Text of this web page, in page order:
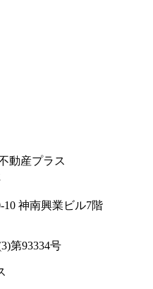
動産プラス
神南興業ビル7階
第93334号